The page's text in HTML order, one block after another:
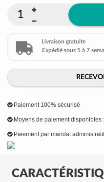
Livraison gratuite
Expédié sous 5 à 7
Paiement 100% sécurisé
Moyens de paiement disponibles :
Paiement par mandat